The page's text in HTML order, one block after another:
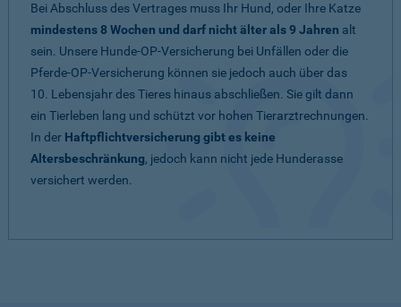
Bei Abschluss des Vertrages muss Ihr Hund, oder Ihre Katze
mindestens 8 Wochen und darf nicht älter als 9 Jahren alt
sein. Unsere Hunde-OP-Versicherung bei Unfällen oder die
Pferde-OP-Versicherung können sie jedoch auch über das
10. Lebensjahr des Tieres hinaus abschließen. Sie gilt dann
ein Tierleben lang und schützt vor hohen Tierarztrechnungen.
In der Haftpflichtversicherung gibt es keine
Altersbeschränkung, jedoch kann nicht jede Hunderasse
versichert werden.